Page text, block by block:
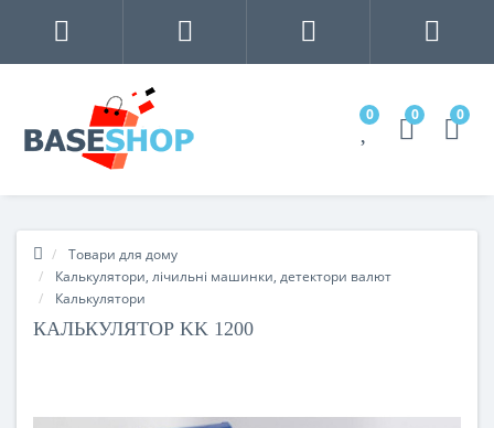
0 0 0
Товари для дому
Калькулятори, лічильні машинки, детектори валют
Калькулятори
КАЛЬКУЛЯТОР KK 1200